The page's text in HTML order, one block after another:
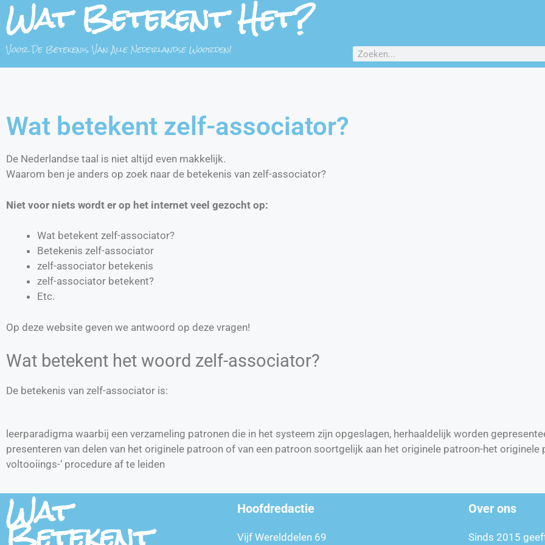
Wat Betekent Het?
Voor De Betekenis Van Alle Nederlandse Woorden!
Wat betekent zelf-associator?
De Nederlandse taal is niet altijd even makkelijk.
Waarom ben je anders op zoek naar de betekenis van zelf-associator?
Niet voor niets wordt er op het internet veel gezocht op:
Wat betekent zelf-associator?
Betekenis zelf-associator
zelf-associator betekenis
zelf-associator betekent?
Etc.
Op deze website geven we antwoord op deze vragen!
Wat betekent het woord zelf-associator?
De betekenis van zelf-associator is:
leerparadigma waarbij een verzameling patronen die in het systeem zijn opgeslagen, herhaaldelijk worden
presenteren van delen van het originele patroon of van een patroon soortgelijk aan het originele patroon-het originele
voltooiings-‘ procedure af te leiden
Wat Hoofdredactie
Vijf Werelddelen 69
Over ons
Sinds 2015